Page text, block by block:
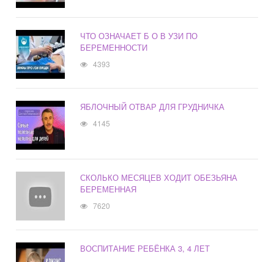
ЧТО ОЗНАЧАЕТ Б О В УЗИ ПО
БЕРЕМЕННОСТИ
4393
ЯБЛОЧНЫЙ ОТВАР ДЛЯ ГРУДНИЧКА
4145
СКОЛЬКО МЕСЯЦЕВ ХОДИТ ОБЕЗЬЯНА
БЕРЕМЕННАЯ
7620
ВОСПИТАНИЕ РЕБЁНКА 3, 4 ЛЕТ